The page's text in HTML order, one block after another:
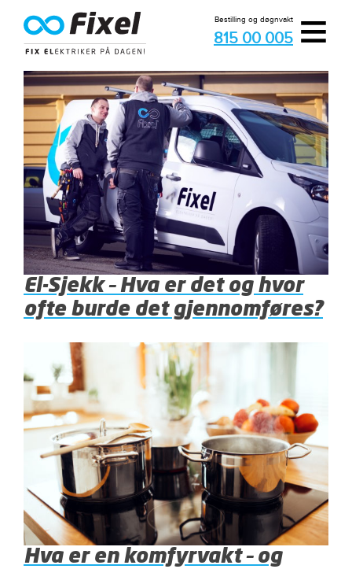
≡
Bestilling og døgnvakt
815 00 005
El-Sjekk – Hva er det og hvor
ofte burde det gjennomføres?
Hva er en komfyrvakt – og